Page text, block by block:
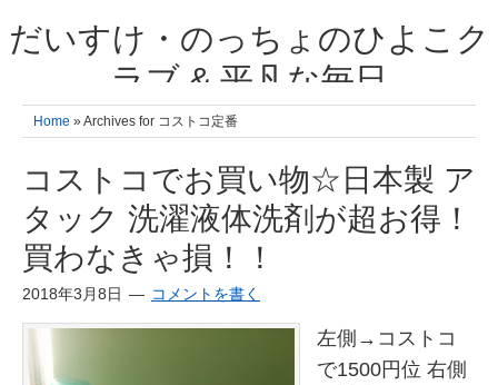
だいすけ・のっちょのひよこク
ラブ & 平凡な毎日
我が家の3人のひよこ成長日記と雑記 何十年後かに、大きくなったひよ
こ達とこの成長記を読み返すことを夢見て。& 3児ママの平凡日記 日々
Home » Archives for コストコ定番
コストコでお買い物☆日本製 ア
タック 洗濯液体洗剤が超お得！
買わなきゃ損！！
2018年3月8日 コメントを書く
左側→コストコ
で1500円位 右側